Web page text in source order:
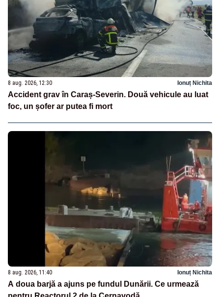
8 aug. 2026, 12:30 Ionuț Nichita
Accident grav în Caraș-Severin. Două vehicule au luat
foc, un șofer ar putea fi mort
8 aug. 2026, 11:40 Ionuț Nichita
A doua barjă a ajuns pe fundul Dunării. Ce urmează